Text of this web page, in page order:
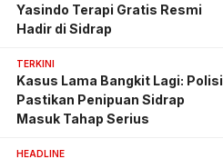
Yasindo Terapi Gratis Resmi
Hadir di Sidrap
TERKINI
Kasus Lama Bangkit Lagi: Polisi
Pastikan Penipuan Sidrap
Masuk Tahap Serius
HEADLINE